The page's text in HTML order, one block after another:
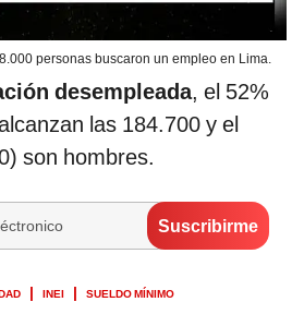
personas buscaron un empleo en Lima.
desempleada, el 52%
las 184.700 y el
son hombres.
INEI SUELDO MÍNIMO